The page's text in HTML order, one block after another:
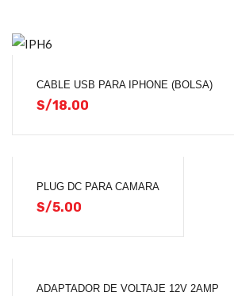
CABLE USB PARA IPHONE (BOLSA)
S/18.00
PLUG DC PARA CAMARA
S/5.00
ADAPTADOR DE VOLTAJE 12V 2AMP